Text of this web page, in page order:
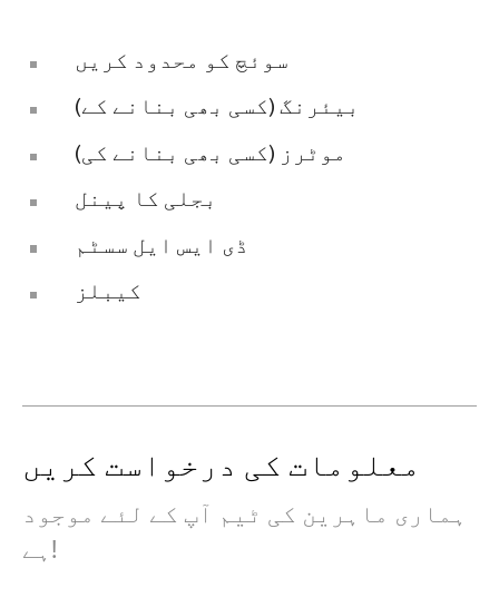
سوئچ کو محدود کریں
بیئرنگ (کسی بھی بنانے کے)
موٹرز (کسی بھی بنانے کی)
بجلی کا پینل
ڈی ایس ایل سسٹم
کیبلز
معلومات کی درخواست کریں
ہماری ماہرین کی ٹیم آپ کے لئے موجود
ہے!